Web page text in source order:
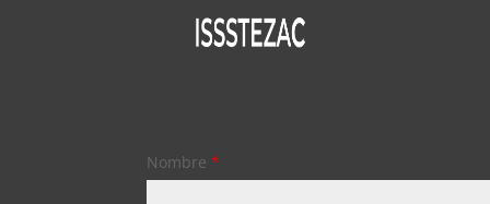
Nombre*